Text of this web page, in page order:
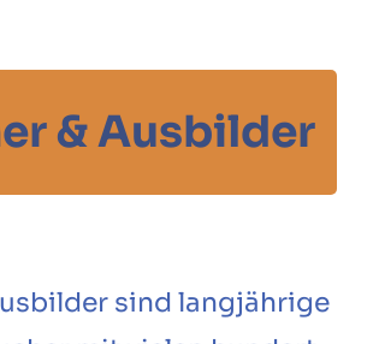
& Ausbilder
sind langjährige